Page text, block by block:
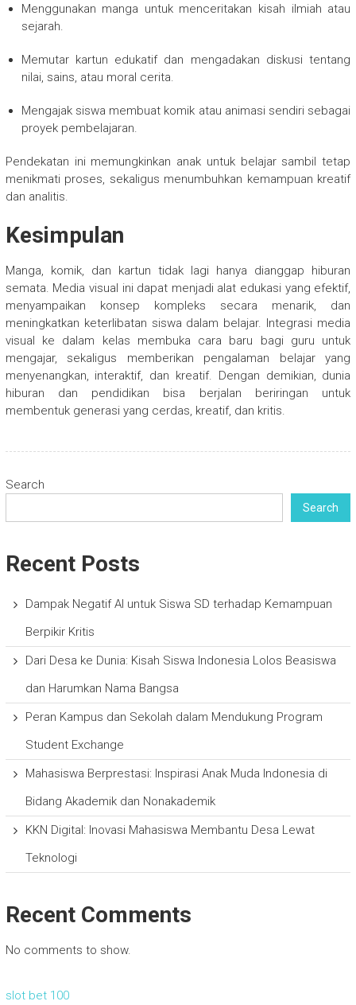
Menggunakan manga untuk menceritakan kisah ilmiah atau
sejarah.
Memutar kartun edukatif dan mengadakan diskusi tentang
nilai, sains, atau moral cerita.
Mengajak siswa membuat komik atau animasi sendiri sebagai
proyek pembelajaran.
Pendekatan ini memungkinkan anak untuk belajar sambil tetap
menikmati proses, sekaligus menumbuhkan kemampuan kreatif
dan analitis.
Kesimpulan
Manga, komik, dan kartun tidak lagi hanya dianggap hiburan
semata. Media visual ini dapat menjadi alat edukasi yang efektif,
menyampaikan konsep kompleks secara menarik, dan
meningkatkan keterlibatan siswa dalam belajar. Integrasi media
visual ke dalam kelas membuka cara baru bagi guru untuk
mengajar, sekaligus memberikan pengalaman belajar yang
menyenangkan, interaktif, dan kreatif. Dengan demikian, dunia
hiburan dan pendidikan bisa berjalan beriringan untuk
membentuk generasi yang cerdas, kreatif, dan kritis.
Search
Search
Recent Posts
Dampak Negatif AI untuk Siswa SD terhadap Kemampuan
Berpikir Kritis
Dari Desa ke Dunia: Kisah Siswa Indonesia Lolos Beasiswa
dan Harumkan Nama Bangsa
Peran Kampus dan Sekolah dalam Mendukung Program
Student Exchange
Mahasiswa Berprestasi: Inspirasi Anak Muda Indonesia di
Bidang Akademik dan Nonakademik
KKN Digital: Inovasi Mahasiswa Membantu Desa Lewat
Teknologi
Recent Comments
No comments to show.
slot bet 100